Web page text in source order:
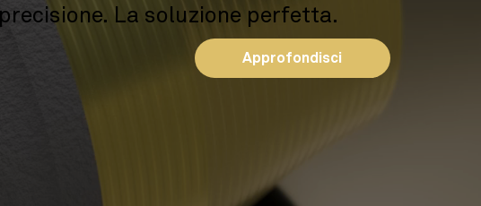
La soluzione perfetta.
Approfondisci